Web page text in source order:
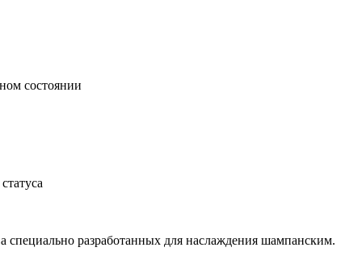
состоянии
разработанных для наслаждения шампанским.